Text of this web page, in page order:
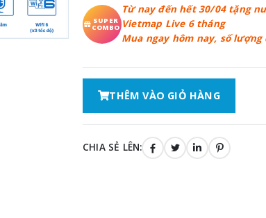
SUPER
COMBO
Từ nay đến hết 30/04 tặng
Vietmap Live 6 tháng
Mua ngay hôm nay, số lượng
THÊM VÀO GIỎ HÀNG
CHIA SẺ LÊN: